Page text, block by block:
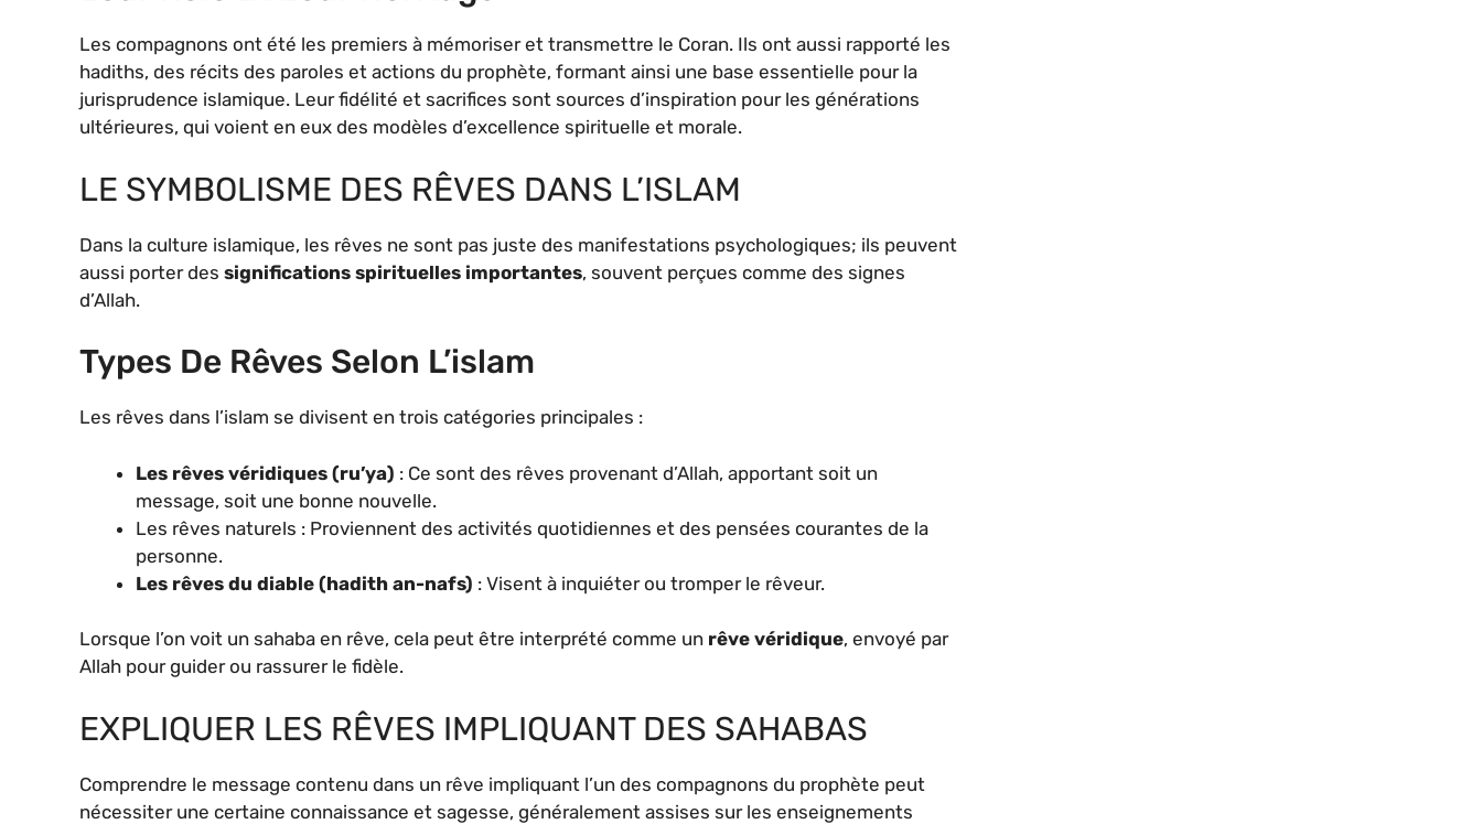
Les compagnons ont été les premiers à mémoriser et transmettre le Coran. Ils ont aussi rapporté les
hadiths, des récits des paroles et actions du prophète, formant ainsi une base essentielle pour la
jurisprudence islamique. Leur fidélité et sacrifices sont sources d’inspiration pour les générations
ultérieures, qui voient en eux des modèles d’excellence spirituelle et morale.
LE SYMBOLISME DES RÊVES DANS L’ISLAM
Dans la culture islamique, les rêves ne sont pas juste des manifestations psychologiques; ils peuvent
aussi porter des significations spirituelles importantes, souvent perçues comme des signes
d’Allah.
Types De Rêves Selon L’islam
Les rêves dans l’islam se divisent en trois catégories principales :
Les rêves véridiques (ru’ya) : Ce sont des rêves provenant d’Allah, apportant soit un
message, soit une bonne nouvelle.
Les rêves naturels : Proviennent des activités quotidiennes et des pensées courantes de la
personne.
Les rêves du diable (hadith an-nafs) : Visent à inquiéter ou tromper le rêveur.
Lorsque l’on voit un sahaba en rêve, cela peut être interprété comme un rêve véridique, envoyé par
Allah pour guider ou rassurer le fidèle.
EXPLIQUER LES RÊVES IMPLIQUANT DES SAHABAS
Comprendre le message contenu dans un rêve impliquant l’un des compagnons du prophète peut
nécessiter une certaine connaissance et sagesse, généralement assises sur les enseignements